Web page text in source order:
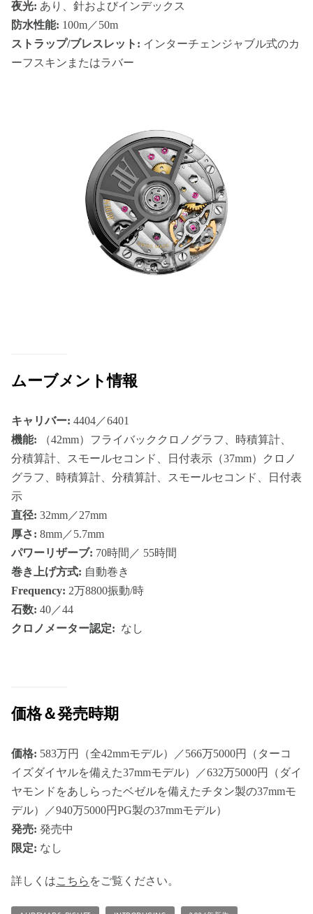
夜光: あり、針およびインデックス
防水性能: 100m／50m
ストラップ/ブレスレット: インターチェンジャブル式のカ
ーフスキンまたはラバー
ムーブメント情報
キャリバー: 4404／6401
機能: （42mm）フライバッククロノグラフ、時積算計、
分積算計、スモールセコンド、日付表示（37mm）クロノ
グラフ、時積算計、分積算計、スモールセコンド、日付表
示
直径: 32mm／27mm
厚さ: 8mm／5.7mm
パワーリザーブ: 70時間／ 55時間
巻き上げ方式: 自動巻き
Frequency: 2万8800振動/時
石数: 40／44
クロノメーター認定: なし
価格＆発売時期
価格: 583万円（全42mmモデル）／566万5000円（ターコ
イズダイヤルを備えた37mmモデル）／632万5000円（ダイ
ヤモンドをあしらったベゼルを備えたチタン製の37mmモ
デル）／940万5000円PG製の37mmモデル）
発売: 発売中
限定: なし
詳しくはこちら をご覧ください。